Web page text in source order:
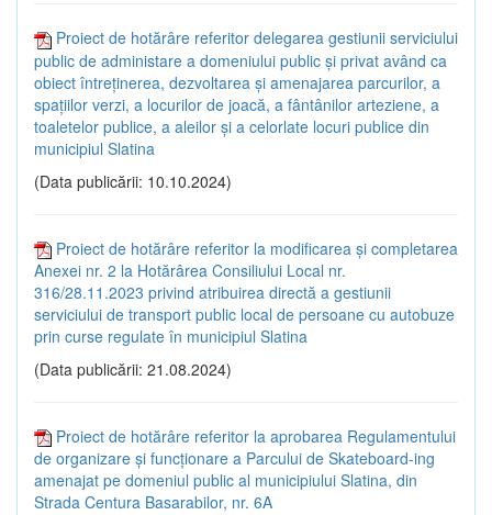
Proiect de hotărâre referitor delegarea gestiunii serviciului
public de administare a domeniului public și privat având ca
obiect întreținerea, dezvoltarea și amenajarea parcurilor, a
spațiilor verzi, a locurilor de joacă, a fântânilor arteziene, a
toaletelor publice, a aleilor și a celorlate locuri publice din
municipiul Slatina
(Data publicării: 10.10.2024)
Proiect de hotărâre referitor la modificarea și completarea
Anexei nr. 2 la Hotărârea Consiliului Local nr.
316/28.11.2023 privind atribuirea directă a gestiunii
serviciului de transport public local de persoane cu autobuze
prin curse regulate în municipiul Slatina
(Data publicării: 21.08.2024)
Proiect de hotărâre referitor la aprobarea Regulamentului
de organizare și funcționare a Parcului de Skateboard-ing
amenajat pe domeniul public al municipiului Slatina, din
Strada Centura Basarabilor, nr. 6A